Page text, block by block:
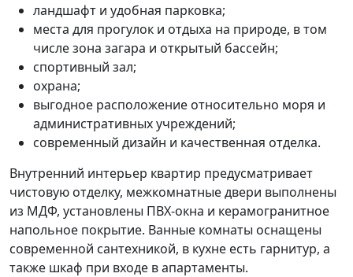
ландшафт и удобная парковка;
места для прогулок и отдыха на природе, в том
числе зона загара и открытый бассейн;
спортивный зал;
охрана;
выгодное расположение относительно моря и
административных учреждений;
современный дизайн и качественная отделка.
Внутренний интерьер квартир предусматривает
чистовую отделку, межкомнатные двери выполнены
из МДФ, установлены ПВХ-окна и керамогранитное
напольное покрытие. Ванные комнаты оснащены
современной сантехникой, в кухне есть гарнитур, а
также шкаф при входе в апартаменты.